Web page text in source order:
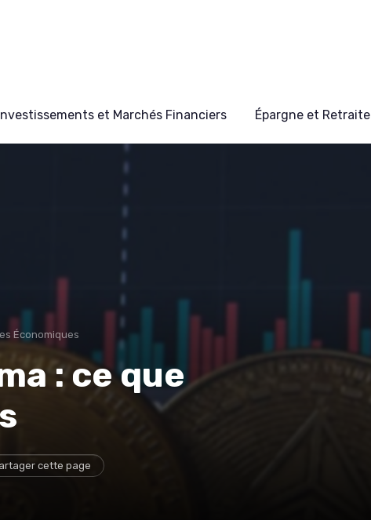
et Marchés Financiers Épargne et Retraite
Économiques
: ce que
cette page